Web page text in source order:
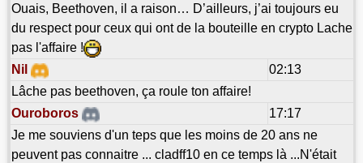
Ouais, Beethoven, il a raison… D’ailleurs, j’ai toujours eu
du respect pour ceux qui ont de la bouteille en crypto Lache
pas l'affaire !
Nil
02:13
Lâche pas beethoven, ça roule ton affaire!
Ouroboros
17:17
Je me souviens d'un teps que les moins de 20 ans ne
peuvent pas connaitre ... cladff10 en ce temps là ...N'était